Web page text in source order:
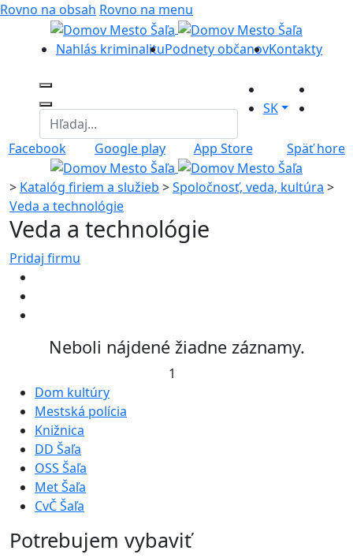
Rovno na obsah Rovno na menu
Nahlás kriminalituPodnety občanovKontakty
SK
Facebook Google play App Store Späť hore
> Katalóg firiem a služieb >Spoločnosť, veda, kultúra >
Veda a technológie
Veda a technológie
Pridaj firmu
Neboli nájdené žiadne záznamy.
1
Dom kultúry
Mestská polícia
Knižnica
DD Šaľa
OSS Šaľa
Met Šaľa
CvČ Šaľa
Potrebujem vybaviť